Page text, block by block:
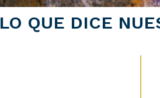
LO QUE DICE